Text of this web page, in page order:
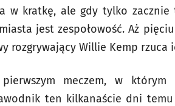
w kratkę, ale gdy tylko
jest zespołowość. Aż
rozgrywający Willie Kemp rzuca
meczem, w którym
ten kilkanaście dni temu